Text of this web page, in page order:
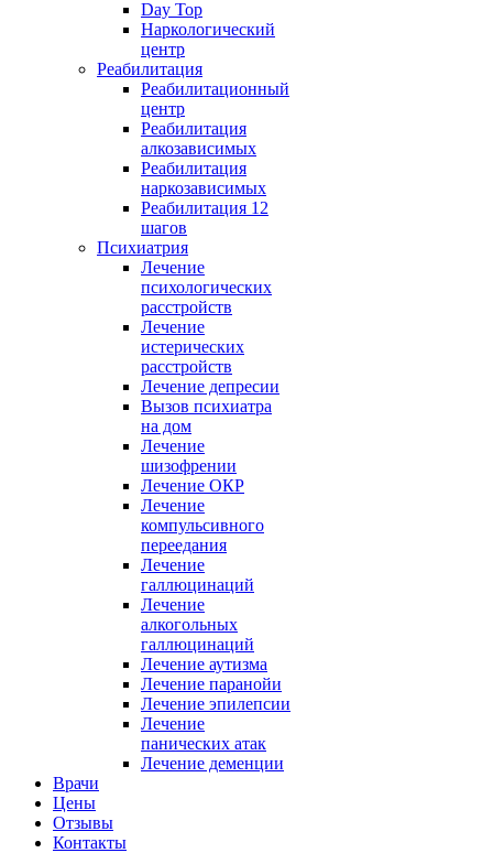
Day Top
Наркологический
центр
Реабилитация
Реабилитационный
центр
Реабилитация
алкозависимых
Реабилитация
наркозависимых
Реабилитация 12
шагов
Психиатрия
Лечение
психологических
расстройств
Лечение
истерических
расстройств
Лечение депресии
Вызов психиатра
на дом
Лечение
шизофрении
Лечение ОКР
Лечение
компульсивного
переедания
Лечение
галлюцинаций
Лечение
алкогольных
галлюцинаций
Лечение аутизма
Лечение паранойи
Лечение эпилепсии
Лечение
панических атак
Лечение деменции
Врачи
Цены
Отзывы
Контакты